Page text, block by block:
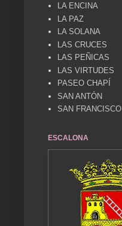
LA ENCINA
LA PAZ
LA SOLANA
LAS CRUCES
LAS PEÑICAS
LAS VIRTUDES
PASEO CHAPÍ
SAN ANTÓN
SAN FRANCISCO
ESCALONA